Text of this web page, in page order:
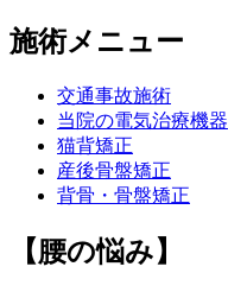
施術メニュー
交通事故施術
当院の電気治療機器
猫背矯正
産後骨盤矯正
背骨・骨盤矯正
【腰の悩み】